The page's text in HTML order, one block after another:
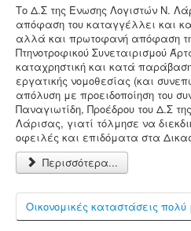
Το Δ.Σ της Ενωσης Λογιστών Ν.
απόφαση του καταγγέλλει και
αλλά και πρωτοφανή απόφαση
Πτηνοτροφικού Συνεταιρισμού
καταχρηστική και κατά
εργατικής νομοθεσίας (και
απόλυση με προειδοποίηση του
Παναγιωτίδη, Προέδρου του Δ.Σ
Λάρισας, γιατί τόλμησε να
οφειλές και επιδόματα στα
Περισσότερα...
Οικονομικές καταστάσεις πολύ